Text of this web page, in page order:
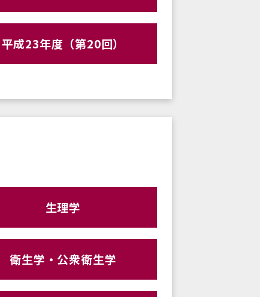
平成23年度（第20回）
生理学
衛生学・公衆衛生学